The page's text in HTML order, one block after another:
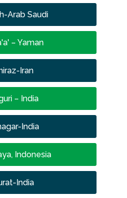
Arab Saudi
– Yaman
Iran
– India
India
Indonesia
India